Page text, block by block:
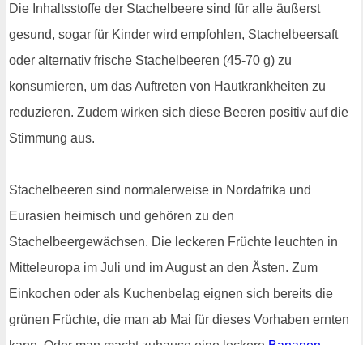
Die Inhaltsstoffe der Stachelbeere sind für alle äußerst
gesund, sogar für Kinder wird empfohlen, Stachelbeersaft
oder alternativ frische Stachelbeeren (45-70 g) zu
konsumieren, um das Auftreten von Hautkrankheiten zu
reduzieren. Zudem wirken sich diese Beeren positiv auf die
Stimmung aus.
Stachelbeeren sind normalerweise in Nordafrika und
Eurasien heimisch und gehören zu den
Stachelbeergewächsen. Die leckeren Früchte leuchten in
Mitteleuropa im Juli und im August an den Ästen. Zum
Einkochen oder als Kuchenbelag eignen sich bereits die
grünen Früchte, die man ab Mai für dieses Vorhaben ernten